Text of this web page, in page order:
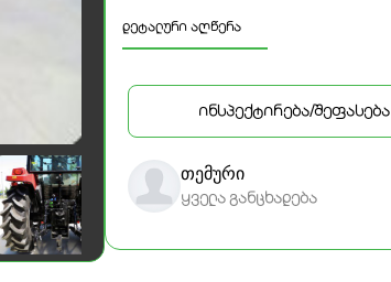
დეტალური აღწერა
ინსპექტირება/შეფასება
თემური
ყველა განცხადება